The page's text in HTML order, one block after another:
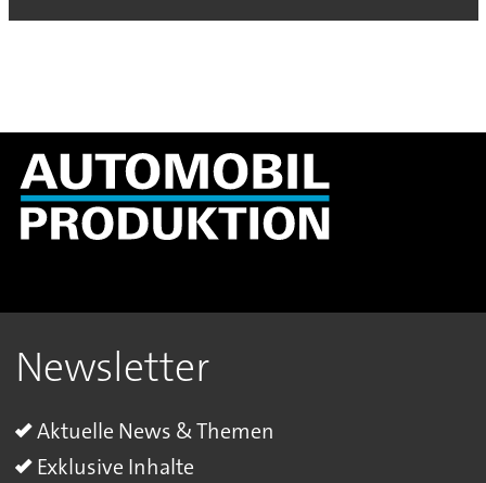
Newsletter
Aktuelle News & Themen
Exklusive Inhalte